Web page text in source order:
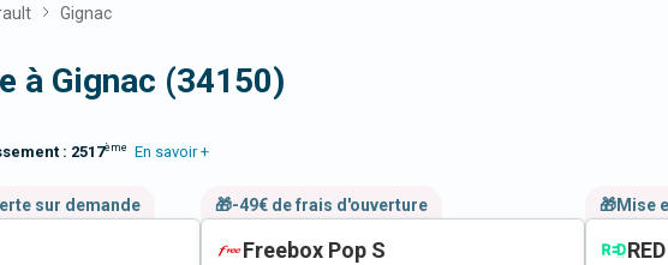
Gignac
à Gignac (34150)
: 2517ème En savoir +
sur demande 🎁-49€ de frais d'ouverture
Freebox Pop S
🎁Mise